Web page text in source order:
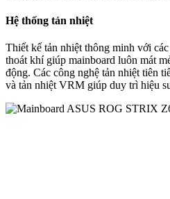
Hệ thống tản nhiệt
Thiết kế tản nhiệt thông minh với
thoát khí giúp mainboard luôn mát
động. Các công nghệ tản nhiệt tiên
và tản nhiệt VRM giúp duy trì hiệu